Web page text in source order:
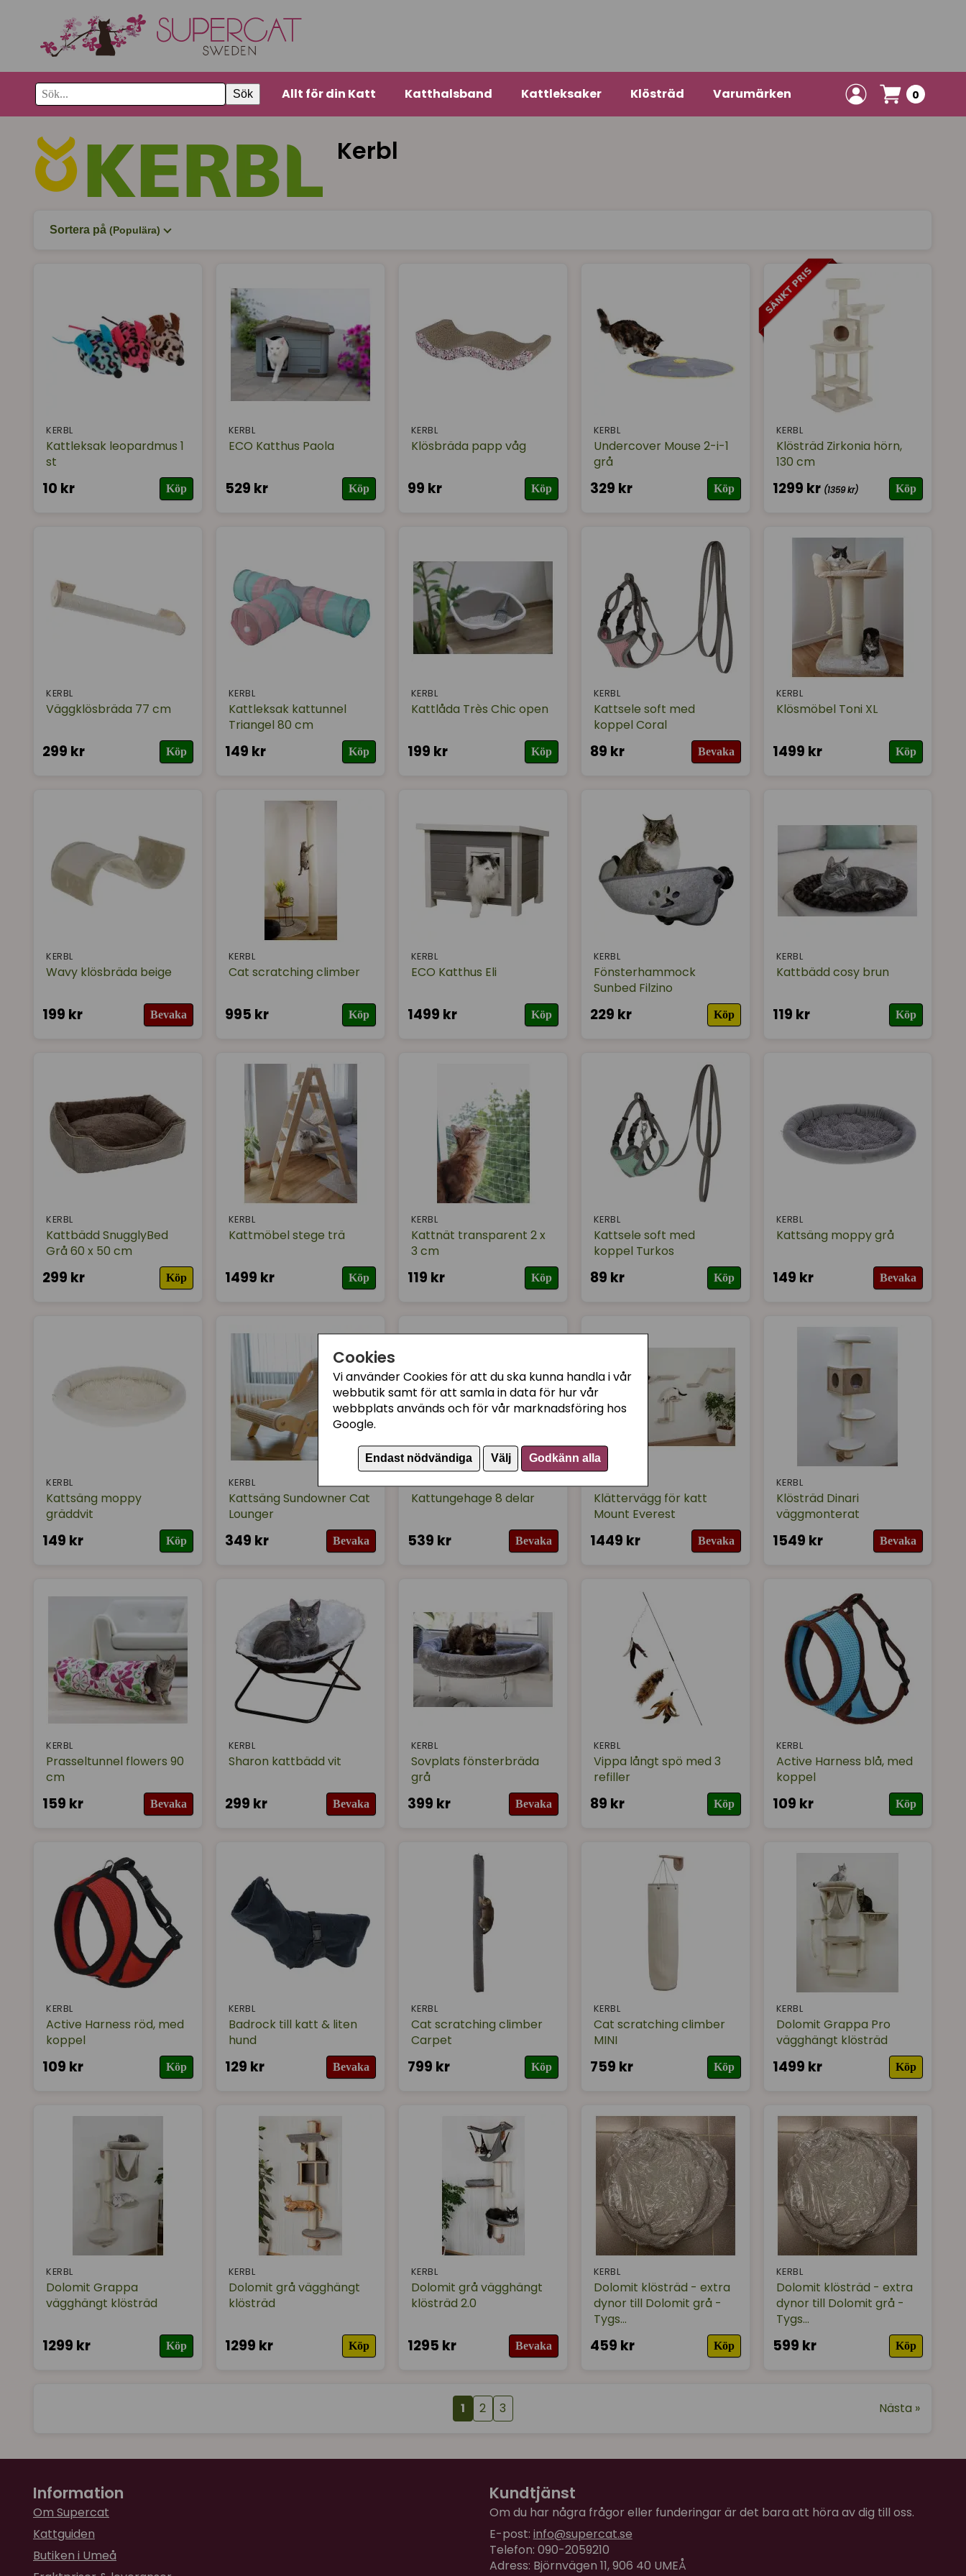
Cookies
Vi använder Cookies för att du ska kunna handla i vår
webbutik samt för att samla in data för hur vår
webbplats används och för vår marknadsföring hos
Google.
Endast nödvändiga Välj Godkänn alla
Sök Allt för din Katt Katthalsband Kattleksaker Klösträd Varumärken 0
Kerbl
Sortera på (Populära)
KERBL
Kattleksak leopardmus 1
st
10 kr Köp
KERBL
ECO Katthus Paola
529 kr Köp
KERBL
Klösbräda papp våg
99 kr Köp
KERBL
Undercover Mouse 2-i-1
grå
329 kr Köp
KERBL
Klösträd Zirkonia hörn,
130 cm
1299 kr (1359 kr) Köp
KERBL
Väggklösbräda 77 cm
299 kr Köp
KERBL
Kattleksak kattunnel
Triangel 80 cm
149 kr Köp
KERBL
Kattlåda Très Chic open
199 kr Köp
KERBL
Kattsele soft med
koppel Coral
89 kr Bevaka
KERBL
Klösmöbel Toni XL
1499 kr Köp
KERBL
Wavy klösbräda beige
199 kr Bevaka
KERBL
Cat scratching climber
995 kr Köp
KERBL
ECO Katthus Eli
1499 kr Köp
KERBL
Fönsterhammock
Sunbed Filzino
229 kr Köp
KERBL
Kattbädd cosy brun
119 kr Köp
KERBL
Kattbädd SnugglyBed
Grå 60 x 50 cm
299 kr Köp
KERBL
Kattmöbel stege trä
1499 kr Köp
KERBL
Kattnät transparent 2 x
3 cm
119 kr Köp
KERBL
Kattsele soft med
koppel Turkos
89 kr Köp
KERBL
Kattsäng moppy grå
149 kr Bevaka
KERBL
Kattsäng moppy
gräddvit
149 kr Köp
KERBL
Kattsäng Sundowner Cat
Lounger
349 kr Bevaka
Kattungehage 8 delar
539 kr Bevaka
Klättervägg för katt
Mount Everest
1449 kr Bevaka
KERBL
Klösträd Dinari
väggmonterat
1549 kr Bevaka
KERBL
Prasseltunnel flowers 90
cm
159 kr Bevaka
KERBL
Sharon kattbädd vit
299 kr Bevaka
KERBL
Sovplats fönsterbräda
grå
399 kr Bevaka
KERBL
Vippa långt spö med 3
refiller
89 kr Köp
KERBL
Active Harness blå, med
koppel
109 kr Köp
KERBL
Active Harness röd, med
koppel
109 kr Köp
KERBL
Badrock till katt & liten
hund
129 kr Bevaka
KERBL
Cat scratching climber
Carpet
799 kr Köp
KERBL
Cat scratching climber
MINI
759 kr Köp
KERBL
Dolomit Grappa Pro
vägghängt klösträd
1499 kr Köp
KERBL
Dolomit Grappa
vägghängt klösträd
1299 kr Köp
KERBL
Dolomit grå vägghängt
klösträd
1299 kr Köp
KERBL
Dolomit grå vägghängt
klösträd 2.0
1295 kr Bevaka
KERBL
Dolomit klösträd - extra
dynor till Dolomit grå -
Tygs...
459 kr Köp
KERBL
Dolomit klösträd - extra
dynor till Dolomit grå -
Tygs...
599 kr Köp
1 2 3 Nästa »
Information
Om Supercat
Kattguiden
Butiken i Umeå
Kundtjänst
Om du har några frågor eller funderingar är det bara att höra av dig till oss.
E-post: info@supercat.se
Telefon: 090-2059210
Adress: Björnvägen 11, 906 40 UMEÅ